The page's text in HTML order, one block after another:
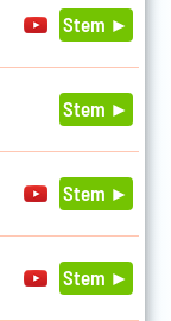
Stem ►
Stem ►
Stem ►
Stem ►